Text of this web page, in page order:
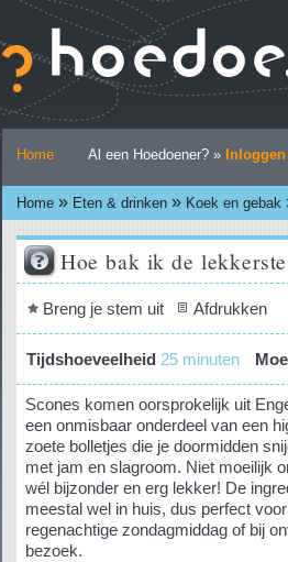
naar
inhoud.
Ga
naar
navigatie
Home Al een Hoedoener? » Inloggen
Home » Eten & drinken » Koek en gebak
Hoe bak ik de
Document
Breng je stem uit Afdrukken
Tijdshoeveelheid 25 minuten
Scones komen oorsprokelijk uit
een onmisbaar onderdeel van een
zoete bolletjes die je doormidden
met jam en slagroom. Niet moeilijk
wél bijzonder en erg lekker! De
meestal wel in huis, dus perfect
regenachtige zondagmiddag of bij
bezoek.